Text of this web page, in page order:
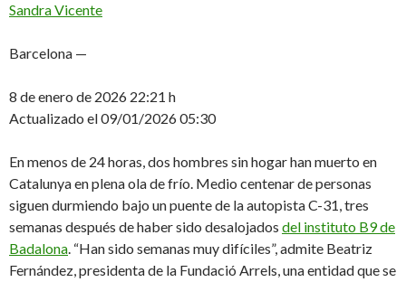
Sandra Vicente
Barcelona —
8 de enero de 2026 22:21 h
Actualizado el 09/01/202605:30
En menos de 24 horas, dos hombres sin hogar han muerto en
Catalunya en plena ola de frío. Medio centenar de personas
siguen durmiendo bajo un puente de la autopista C-31, tres
semanas después de haber sido desalojados del instituto B9 de
Badalona. “Han sido semanas muy difíciles”, admite Beatriz
Fernández, presidenta de la Fundació Arrels, una entidad que se